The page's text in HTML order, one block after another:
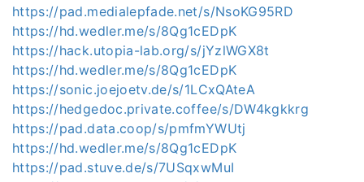
https://pad.medialepfade.net/s/NsoKG95RD
https://hd.wedler.me/s/8Qg1cEDpK
https://hack.utopia-lab.org/s/jYzlWGX8t
https://hd.wedler.me/s/8Qg1cEDpK
https://sonic.joejoetv.de/s/1LCxQAteA
https://hedgedoc.private.coffee/s/DW4kgkkrg
https://pad.data.coop/s/pmfmYWUtj
https://hd.wedler.me/s/8Qg1cEDpK
https://pad.stuve.de/s/7USqxwMuI